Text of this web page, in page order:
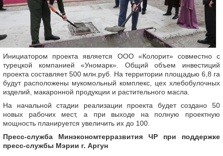
Инициатором проекта является ООО «Колорит» совместно с
турецкой компанией «Уномарк». Общий объем инвестиций
проекта составляет 500 млн.руб. На территории площадью 6,8 га
будут расположены мукомольный комплекс, цех хлебобулочных
изделий, макаронной продукции и растительного масла.
На начальной стадии реализации проекта будет создано 50
новых рабочих мест, а при выходе на полную проектную
мощность планируется увеличить их до 100.
Пресс-служба Минэкономтерразвития ЧР при поддержке
пресс-службы Мэрии г. Аргун